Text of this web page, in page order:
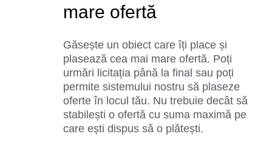
mare ofertă
Găsește un obiect care îți place și
plasează cea mai mare ofertă. Poți
urmări licitația până la final sau poți
permite sistemului nostru să plaseze
oferte în locul tău. Nu trebuie decât să
stabilești o ofertă cu suma maximă pe
care ești dispus să o plătești.